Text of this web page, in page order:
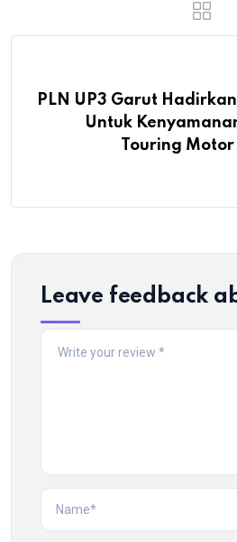
PLN UP3 Garut Hadirkan
Untuk
Touring Motor
Leave feedback